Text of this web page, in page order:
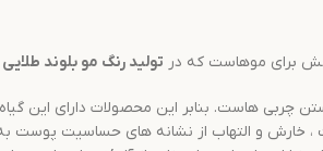
برای موهاست که در تولید رنگ مو بلوند
چربی هاست. بنابر این محصولات دارای این
و التهاب از نشانه های حساسیت پوست